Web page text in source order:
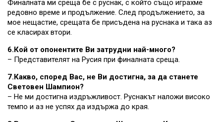
Финалната ми среща бе с руснак, с който също играхме
редовно време и продължение. След продължението, за
мое нещастие, срещата бе присъдена на руснака и така аз
се класирах втори.
6.Кой от опонентите Ви затрудни най-много?
– Представителят на Русия при финалната среща.
7.Какво, според Вас, не Ви достигна, за да станете
Световен Шампион?
– Не ми достигна издръжливост. Руснакът наложи високо
темпо и аз не успях да издържа до края.